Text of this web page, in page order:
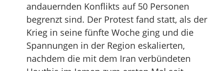
andauernden Konflikts auf 50 Personen
begrenzt sind. Der Protest fand statt, als der
Krieg in seine fünfte Woche ging und die
Spannungen in der Region eskalierten,
nachdem die mit dem Iran verbündeten